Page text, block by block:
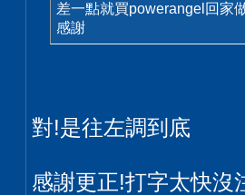
差一點就買powerangel回家
感謝
對!是往左調到底
感謝更正!打字太快沒